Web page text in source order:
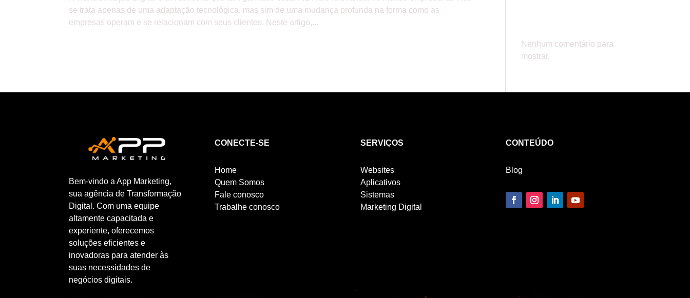
se trata apenas de uma adaptação tecnológica, mas sim de uma mudança profunda na forma como as
empresas operam e se relacionam com seus clientes. Neste artigo,...
Nenhum comentário para
mostrar.
Bem-vindo a App Marketing,
sua agência de Transformação
Digital. Com uma equipe
altamente capacitada e
experiente, oferecemos
soluções eficientes e
inovadoras para atender às
suas necessidades de
negócios digitais.
CONECTE-SE
Home
Quem Somos
Fale conosco
Trabalhe conosco
SERVIÇOS
Websites
Aplicativos
Sistemas
Marketing Digital
CONTEÚDO
Blog